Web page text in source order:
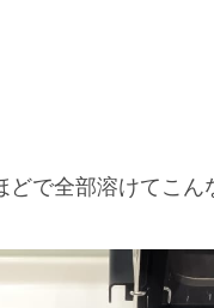
どで全部溶けてこん